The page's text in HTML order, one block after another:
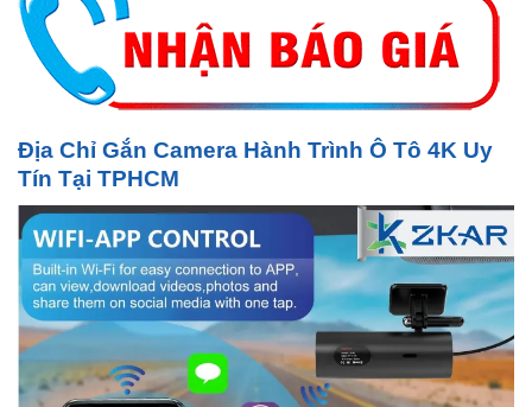
Địa Chỉ Gắn Camera Hành Trình Ô Tô 4K Uy
Tín Tại TPHCM